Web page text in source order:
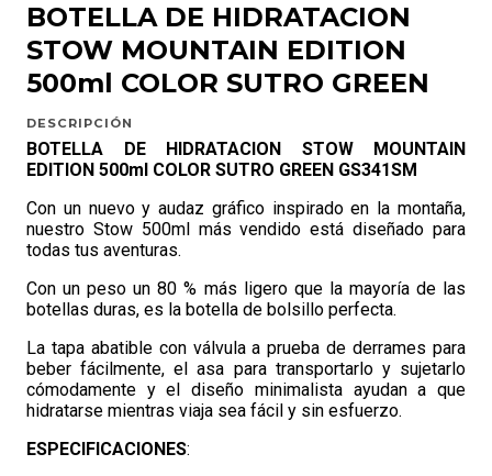
BOTELLA DE HIDRATACION
STOW MOUNTAIN EDITION
500ml COLOR SUTRO GREEN
DESCRIPCIÓN
BOTELLA DE HIDRATACION STOW MOUNTAIN
EDITION 500ml COLOR SUTRO GREEN GS341SM
Con un nuevo y audaz gráfico inspirado en la montaña,
nuestro Stow 500ml más vendido está diseñado para
todas tus aventuras.
Con un peso un 80 % más ligero que la mayoría de las
botellas duras, es la botella de bolsillo perfecta.
La tapa abatible con válvula a prueba de derrames para
beber fácilmente, el asa para transportarlo y sujetarlo
cómodamente y el diseño minimalista ayudan a que
hidratarse mientras viaja sea fácil y sin esfuerzo.
ESPECIFICACIONES: